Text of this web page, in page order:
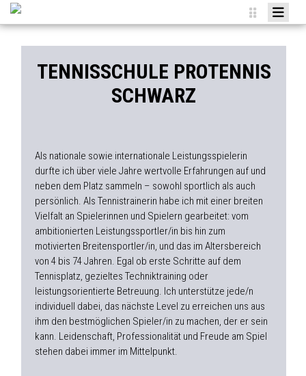
NEWS
SPONSOREN
MITGLIED WERDEN
ANMELDUNGEN
TENNISSCHULE PROTENNIS
SCHWARZ
Als nationale sowie internationale Leistungsspielerin
durfte ich über viele Jahre wertvolle Erfahrungen auf und
neben dem Platz sammeln – sowohl sportlich als auch
persönlich. Als Tennistrainerin habe ich mit einer breiten
Vielfalt an Spielerinnen und Spielern gearbeitet: vom
ambitionierten Leistungssportler/in bis hin zum
motivierten Breitensportler/in, und das im Altersbereich
von 4 bis 74 Jahren. Egal ob erste Schritte auf dem
Tennisplatz, gezieltes Techniktraining oder
leistungsorientierte Betreuung. Ich unterstütze jede/n
individuell dabei, das nächste Level zu erreichen uns aus
ihm den bestmöglichen Spieler/in zu machen, der er sein
kann. Leidenschaft, Professionalität und Freude am Spiel
stehen dabei immer im Mittelpunkt.